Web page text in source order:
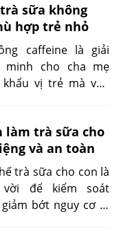
sẽ giúp bạn làm rõ
thường gặp và
an toàn theo
sữa không
hợp trẻ nhỏ
caffeine là giải
minh cho cha mẹ
vị trẻ mà vẫn
lựa chọn nguyên
những lỗi thường
làm trà sữa cho
và an toàn
trà sữa cho con là
vời để kiểm soát
bớt nguy cơ dị